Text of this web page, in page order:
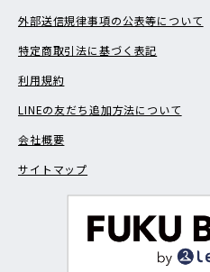
外部送信規律事項の公表等について
特定商取引法に基づく表記
利用規約
LINEの友だち追加方法について
会社概要
サイトマップ